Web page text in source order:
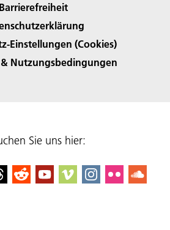
Barrierefreiheit
Einstellungen (Cookies)
& Nutzungsbedingungen
Sie uns hier: